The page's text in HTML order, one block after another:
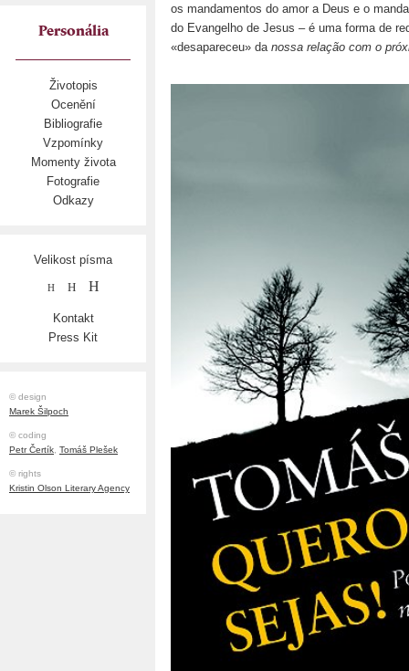
Personália
Životopis
Ocenění
Bibliografie
Vzpomínky
Momenty života
Fotografie
Odkazy
Velikost písma
H H H
Kontakt
Press Kit
© design
Marek Šilpoch
© coding
Petr Čertík, Tomáš Plešek
© rights
Kristin Olson Literary Agency
os mandamentos do amor a Deus e o
do Evangelho de Jesus – é uma forma de
«desapareceu» da nossa relação com o